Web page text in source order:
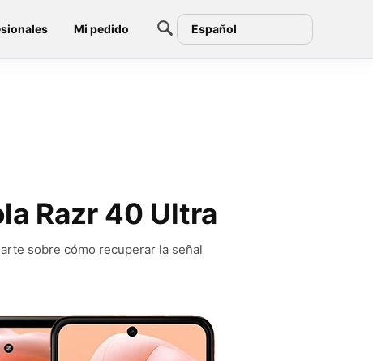
Mi pedido Español
Razr 40 Ultra
sobre cómo recuperar la señal